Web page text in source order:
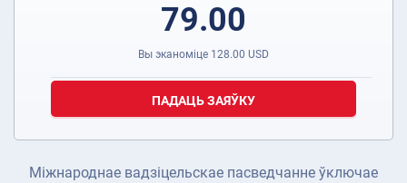
79.00
Вы эканоміце 128.00 USD
ПАДАЦЬ ЗАЯЎКУ
Міжнароднае вадзіцельскае пасведчанне ўключае